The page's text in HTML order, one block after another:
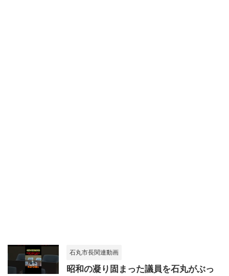
石丸市長関連動画
昭和の凝り固まった議員を石丸がぶっ